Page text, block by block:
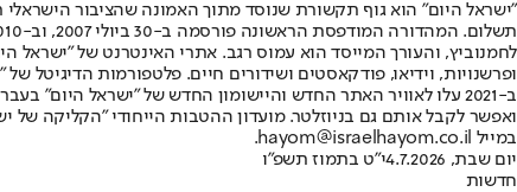
"ישראל היום" הוא גוף תקשורת שנוסד מתוך האמונה שהציבור הישראלי
ופרשנויות, וידיאו, פודקאסטים ושידורים חיים. פלטפורמות הדיגיטל
ב-2021 עלו לאוויר האתר החדש והיישומון החדש של "ישראל
ואפשר לקבל אותם גם בניוזלטר. מועדון ההטבות הייחודי "הקליקה של
במייל hayom@israelhayom.co.il.
יום שבת, 4.7.2026
י"ט בתמוז תשפ"ו
חדשות